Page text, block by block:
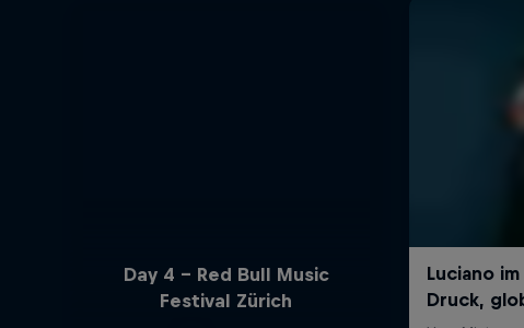
Day 4 - Red Bull Music
Festival Zürich